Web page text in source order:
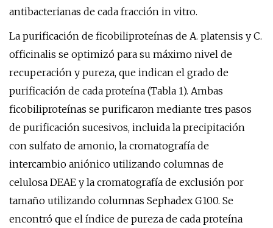
antibacterianas de cada fracción in vitro.
La purificación de ficobiliproteínas de A. platensis y C.
officinalis se optimizó para su máximo nivel de
recuperación y pureza, que indican el grado de
purificación de cada proteína (Tabla 1). Ambas
ficobiliproteínas se purificaron mediante tres pasos
de purificación sucesivos, incluida la precipitación
con sulfato de amonio, la cromatografía de
intercambio aniónico utilizando columnas de
celulosa DEAE y la cromatografía de exclusión por
tamaño utilizando columnas Sephadex G100. Se
encontró que el índice de pureza de cada proteína